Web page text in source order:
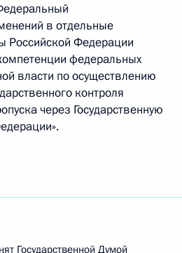
в отдельные
Российской Федерации
федеральных
власти по осуществлению
контроля
через Государственную
Государственной Думой